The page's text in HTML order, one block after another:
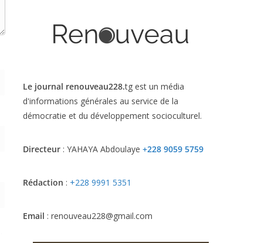
Le journal renouveau228.tg est un média
d'informations générales au service de la
démocratie et du développement socioculturel.
Directeur : YAHAYA Abdoulaye +228 9059 5759
Rédaction : +228 9991 5351
Email : renouveau228@gmail.com